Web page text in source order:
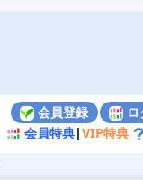
会員登録
会員特典|VIP特典